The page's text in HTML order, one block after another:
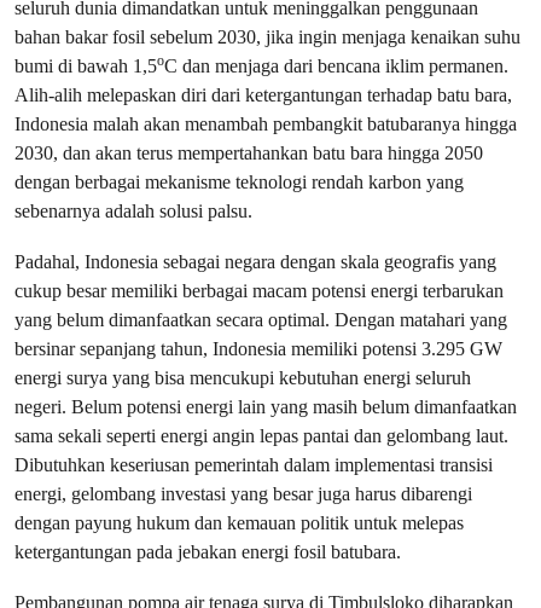
seluruh dunia dimandatkan untuk meninggalkan penggunaan
bahan bakar fosil sebelum 2030, jika ingin menjaga kenaikan suhu
bumi di bawah 1,5oC dan menjaga dari bencana iklim permanen.
Alih-alih melepaskan diri dari ketergantungan terhadap batu bara,
Indonesia malah akan menambah pembangkit batubaranya hingga
2030, dan akan terus mempertahankan batu bara hingga 2050
dengan berbagai mekanisme teknologi rendah karbon yang
sebenarnya adalah solusi palsu.
Padahal, Indonesia sebagai negara dengan skala geografis yang
cukup besar memiliki berbagai macam potensi energi terbarukan
yang belum dimanfaatkan secara optimal. Dengan matahari yang
bersinar sepanjang tahun, Indonesia memiliki potensi 3.295 GW
energi surya yang bisa mencukupi kebutuhan energi seluruh
negeri. Belum potensi energi lain yang masih belum dimanfaatkan
sama sekali seperti energi angin lepas pantai dan gelombang laut.
Dibutuhkan keseriusan pemerintah dalam implementasi transisi
energi, gelombang investasi yang besar juga harus dibarengi
dengan payung hukum dan kemauan politik untuk melepas
ketergantungan pada jebakan energi fosil batubara.
Pembangunan pompa air tenaga surya di Timbulsloko diharapkan